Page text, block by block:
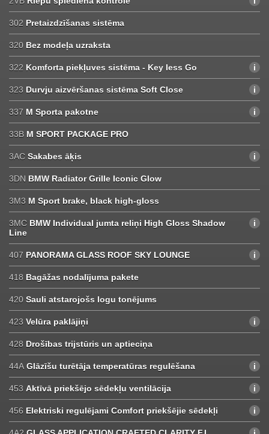
302 Pretaizdzīšanas sistēma
320 Bez modeļa uzraksta
322 Komforta piekļuves sistēma - Key less Go
323 Durvju aizvēršanas sistēma Soft Close
337 M Sporta pakotne
33B M SPORT PACKAGE PRO
3AC Sakabes āķis
3DN BMW Radiator Grille Iconic Glow
3M3 M Sport brake, black high-gloss
3MC BMW Individual jumta reliņi High Gloss Shadow
Line
407 PANORAMA GLASS ROOF SKY LOUNGE
418 Bagāžas nodalījuma pakete
420 Sauli atstarojošs logu tonējums
423 Velūra paklājiņi
428 Drošības trijstūris un aptieciņa
44A Glāzīšu turētāja temperatūras regulēšana
453 Aktīvā priekšējo sēdekļu ventilācija
456 Elektriski regulējami Comfort priekšējie sēdekļi